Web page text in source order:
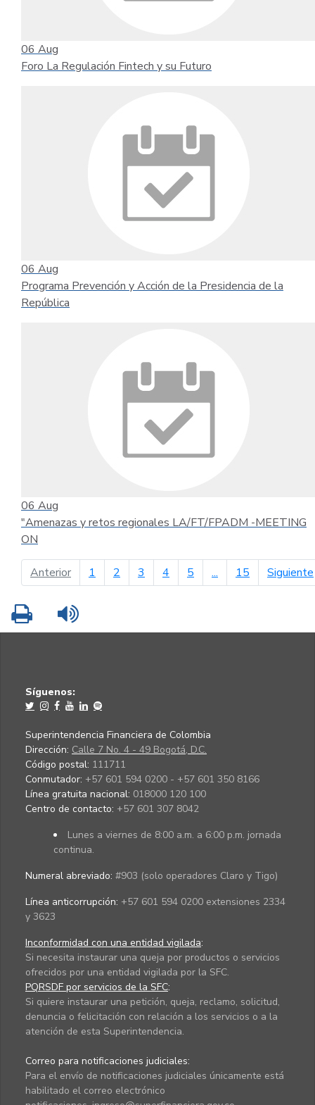
06 Aug
Foro La Regulación Fintech y su Futuro
06 Aug
Programa Prevención y Acción de la Presidencia de la
República
06 Aug
"Amenazas y retos regionales LA/FT/FPADM -MEETING
ON
Anteriorpágina anterior
1 2 3 4 5 ... 15 Siguiente
Imprimir
Síguenos:
Superintendencia Financiera de Colombia
Dirección: Calle 7 No. 4 - 49 Bogotá, D.C.
Código postal: 111711
Conmutador: +57 601 594 0200 - +57 601 350 8166
Línea gratuita nacional: 018000 120 100
Centro de contacto: +57 601 307 8042
Lunes a viernes de 8:00 a.m. a 6:00 p.m. jornada
continua.
Numeral abreviado: #903 (solo operadores Claro y Tigo)
Línea anticorrupción: +57 601 594 0200 extensiones 2334
y 3623
Inconformidad con una entidad vigilada:
Si necesita instaurar una queja por productos o servicios
ofrecidos por una entidad vigilada por la SFC.
PQRSDF por servicios de la SFC:
Si quiere instaurar una petición, queja, reclamo, solicitud,
denuncia o felicitación con relación a los servicios o a la
atención de esta Superintendencia.
Correo para notificaciones judiciales:
Para el envío de notificaciones judiciales únicamente está
habilitado el correo electrónico